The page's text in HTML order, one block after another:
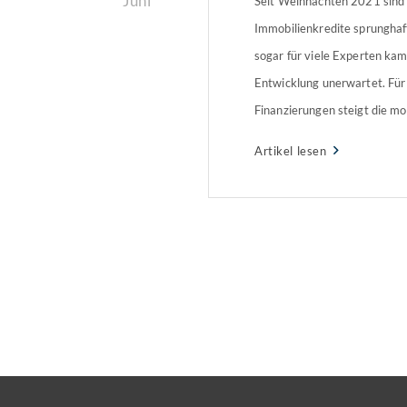
Immobilienkredite
sogar für viele Experten
Entwicklung unerwartet.
Finanzierungen steigt die
Artikel lesen